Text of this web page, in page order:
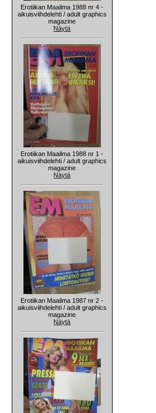
Erotiikan Maailma 1988 nr 4 -
aikuisviihdelehti / adult graphics
magazine
Näytä
Erotiikan Maailma 1988 nr 1 -
aikuisviihdelehti / adult graphics
magazine
Näytä
Erotiikan Maailma 1987 nr 2 -
aikuisviihdelehti / adult graphics
magazine
Näytä